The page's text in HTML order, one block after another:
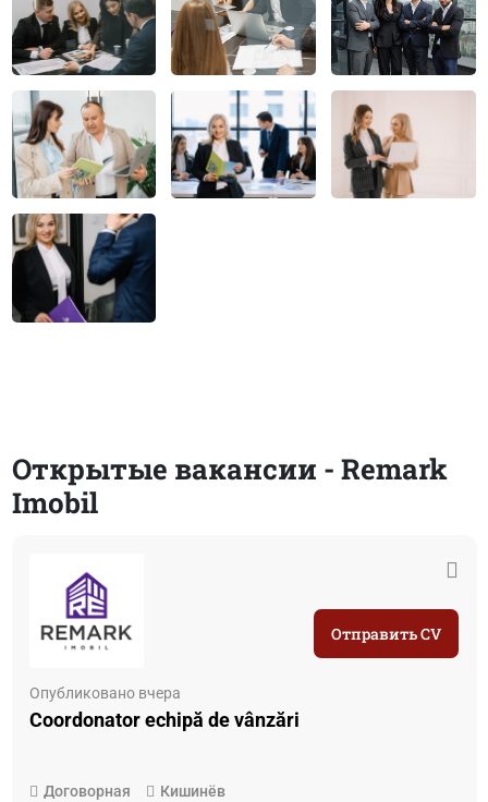
Открытые вакансии - Remark
Imobil
Опубликовано вчера
Coordonator echipă de vânzări
Договорная Кишинёв
Отправить CV